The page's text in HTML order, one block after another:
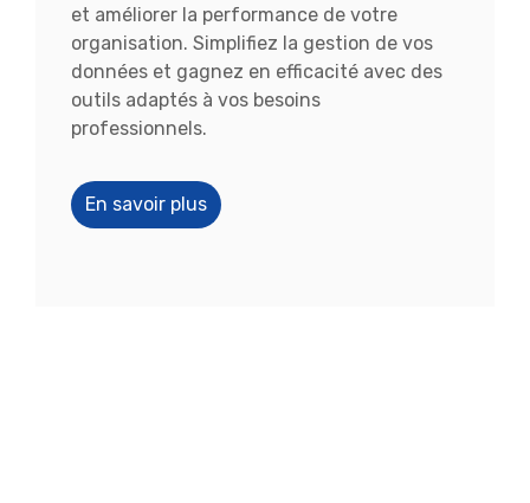
et améliorer la performance de votre
organisation. Simplifiez la gestion de vos
données et gagnez en efficacité avec des
outils adaptés à vos besoins
professionnels.
En savoir plus